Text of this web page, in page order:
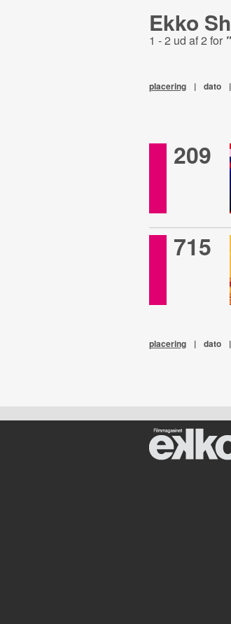
Ekko
1 - 2 ud af 2 for
placering | dato |
209
715
placering | dato |